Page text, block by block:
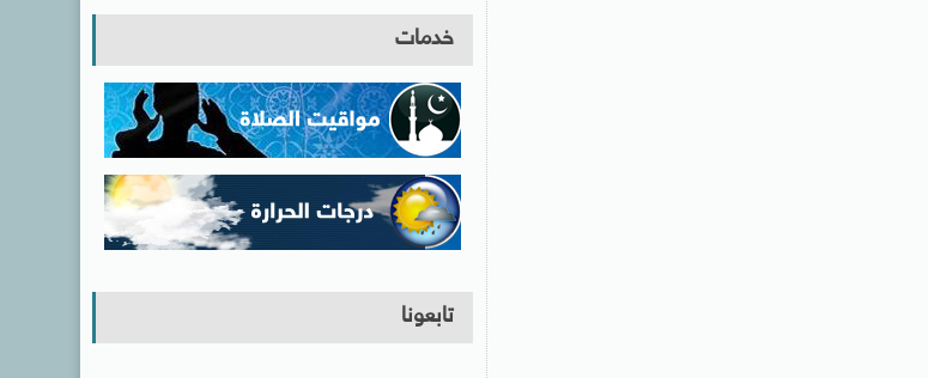
خدمات
تابعونا